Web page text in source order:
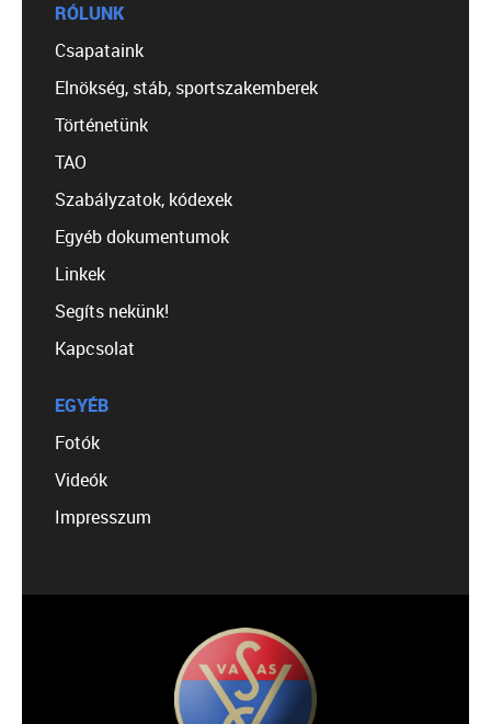
RÓLUNK
Csapataink
Elnökség, stáb, sportszakemberek
Történetünk
TAO
Szabályzatok, kódexek
Egyéb dokumentumok
Linkek
Segíts nekünk!
Kapcsolat
EGYÉB
Fotók
Videók
Impresszum